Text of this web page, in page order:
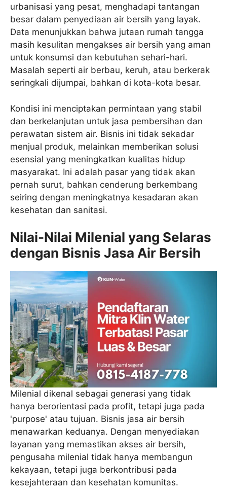
urbanisasi yang pesat, menghadapi tantangan
besar dalam penyediaan air bersih yang layak.
Data menunjukkan bahwa jutaan rumah tangga
masih kesulitan mengakses air bersih yang aman
untuk konsumsi dan kebutuhan sehari-hari.
Masalah seperti air berbau, keruh, atau berkerak
seringkali dijumpai, bahkan di kota-kota besar.
Kondisi ini menciptakan permintaan yang stabil
dan berkelanjutan untuk jasa pembersihan dan
perawatan sistem air. Bisnis ini tidak sekadar
menjual produk, melainkan memberikan solusi
esensial yang meningkatkan kualitas hidup
masyarakat. Ini adalah pasar yang tidak akan
pernah surut, bahkan cenderung berkembang
seiring dengan meningkatnya kesadaran akan
kesehatan dan sanitasi.
Nilai-Nilai Milenial yang Selaras
dengan Bisnis Jasa Air Bersih
Milenial dikenal sebagai generasi yang tidak
hanya berorientasi pada profit, tetapi juga pada
'purpose' atau tujuan. Bisnis jasa air bersih
menawarkan keduanya. Dengan menyediakan
layanan yang memastikan akses air bersih,
pengusaha milenial tidak hanya membangun
kekayaan, tetapi juga berkontribusi pada
kesejahteraan dan kesehatan komunitas.